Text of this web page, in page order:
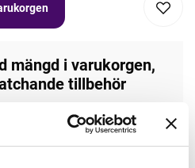
mängd i varukorgen,
tillbehör
Tråd matchande +45,00kr